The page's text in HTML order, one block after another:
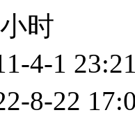
时
4-1
8-22